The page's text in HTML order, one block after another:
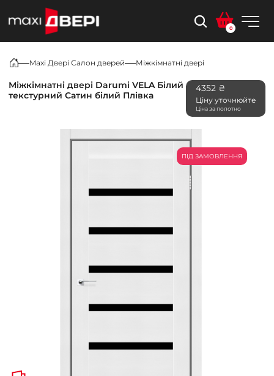
0
Maxi Двері Салон дверей Міжкімнатні двері
Міжкімнатні двері Darumi VELA Білий
текстурний Сатин білий Плівка
4352 ₴
Ціну уточнюйте
Ціна за полотно
ПІД ЗАМОВЛЕННЯ